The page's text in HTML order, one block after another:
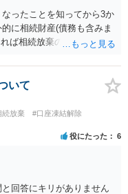
ったことを知ってから3か
に相続財産(債務も含みま
ば相続放棄の申述が認め
をしたい旨告げて必要な
す。 なお、お父様の債務が
えますと、相続放棄の申述
して弁護士に相談するこ
記載いただいた事実関係
続放棄をされている可能
いて
続放棄
#口座凍結解除
役にたった 6
回答にキリがありません